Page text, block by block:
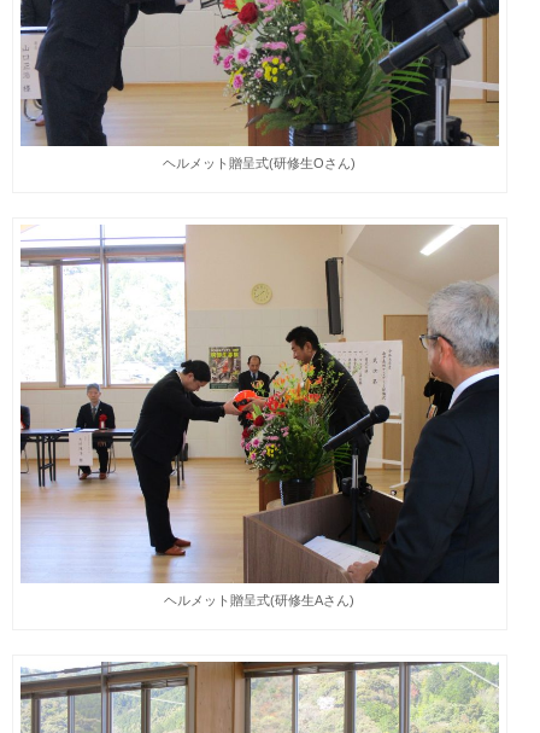
ヘルメット贈呈式(研修生Oさん)
ヘルメット贈呈式(研修生Aさん)